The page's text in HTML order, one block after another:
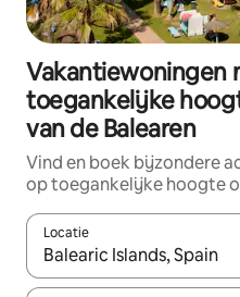
Vakantiewoningen
toegankelijke
van de Balearen
Vind en boek bijzondere
op toegankelijke hoogte
Locatie
Wanneer er suggesties